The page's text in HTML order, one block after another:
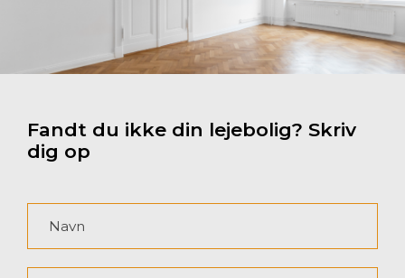
Fandt du ikke din lejebolig? Skriv
dig op